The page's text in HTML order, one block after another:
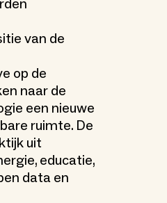
van de
op de
naar de
een nieuwe
ruimte. De
uit
educatie,
data en